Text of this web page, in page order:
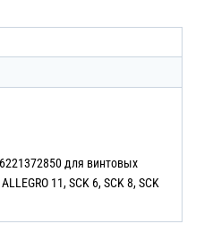
для винтовых
11, SCK 6, SCK 8, SCK